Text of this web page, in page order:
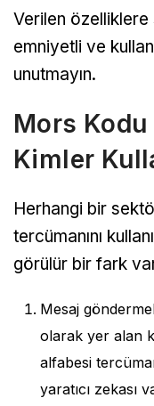
Verilen özelliklere
emniyetli ve
unutmayın.
Mors Kodu
Kimler
Herhangi bir
tercümanını
görülür bir fark
Mesaj
olarak yer alan
alfabesi
yaratıcı zekası